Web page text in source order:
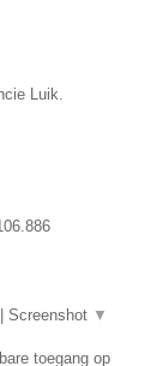
Luik.
Screenshot ▼
toegang op